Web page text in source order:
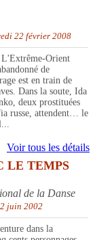
22 février 2008
Orient
de
est en train de
Dans la soute, Ida
deux prostituées
russe, attendent… le
Voir tous les détails
LE TEMPS
de la Danse
juin 2002
dans la